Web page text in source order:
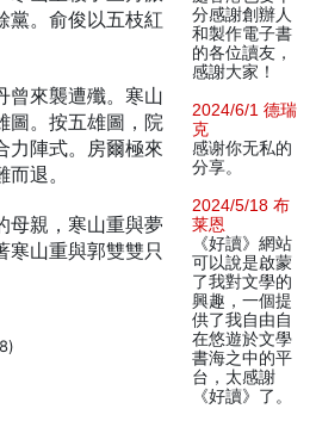
黨。俞俊以五枝紅
曾來襲遭殲。寒山
圖。按五雄圖，院
力陣式。房爾極來
退。
母親，寒山重與夢
寒山重與郭雙雙只
分感謝創辦人
和製作電子書
的各位讀友，
感謝大家！
2024/6/1 德瑞
克
感谢你无私的
分享。
2024/5/18 布
莱恩
《好讀》網站
可以說是啟蒙
了我對文學的
興趣，一個提
供了我自由自
在悠遊於文學
書海之中的平
台，太感謝
《好讀》了。